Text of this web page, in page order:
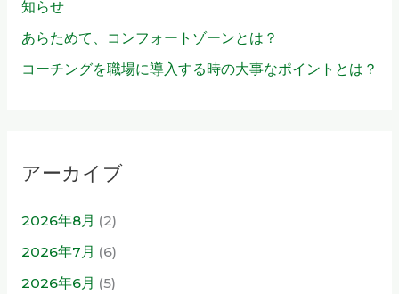
知らせ
あらためて、コンフォートゾーンとは？
コーチングを職場に導入する時の大事なポイントとは？
アーカイブ
2026年8月 (2)
2026年7月 (6)
2026年6月 (5)